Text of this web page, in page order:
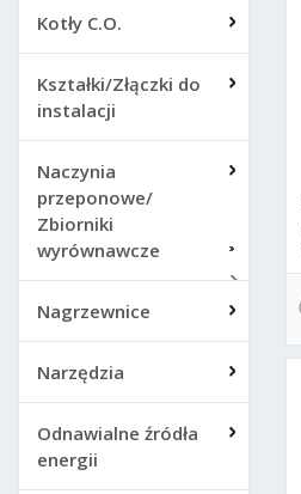
Kotły C.O.
Kształki/Złączki do
instalacji
Naczynia
przeponowe/
Zbiorniki
wyrównawcze
Nagrzewnice
Narzędzia
Odnawialne źródła
energii